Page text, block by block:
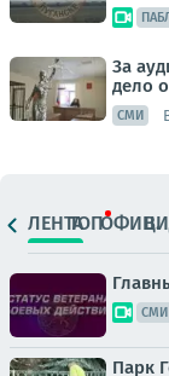
За
дело
СМИ
ЛЕНТАТОПОФИЦ.
СМИ
Парк